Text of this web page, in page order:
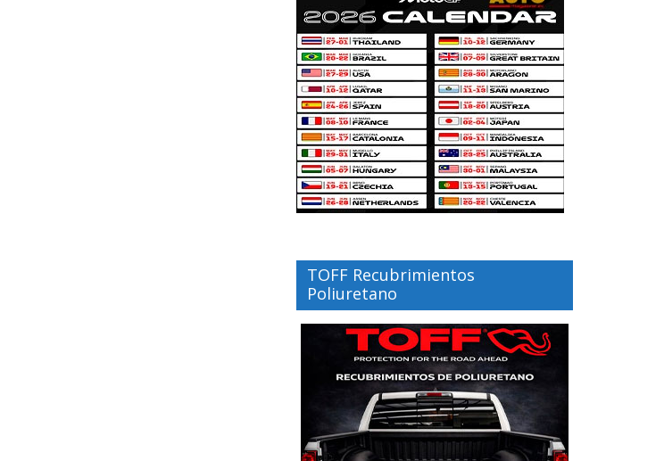
TOFF Recubrimientos
Poliuretano